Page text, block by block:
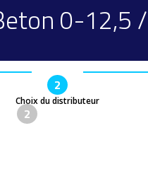
0-12,5
2
Choix du distributeur
2